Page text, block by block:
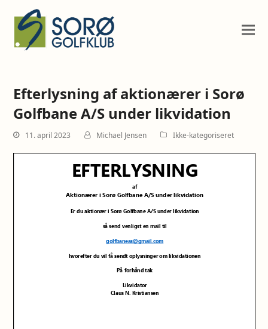
Efterlysning af aktionærer i Sorø
Golfbane A/S under likvidation
11. april 2023 Michael Jensen Ikke-kategoriseret